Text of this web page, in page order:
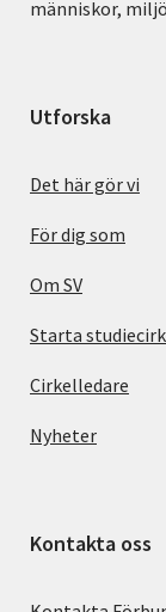
människor,
Utforska
Det här gör vi
För dig som
Om SV
Starta
Cirkelledare
Nyheter
Kontakta oss